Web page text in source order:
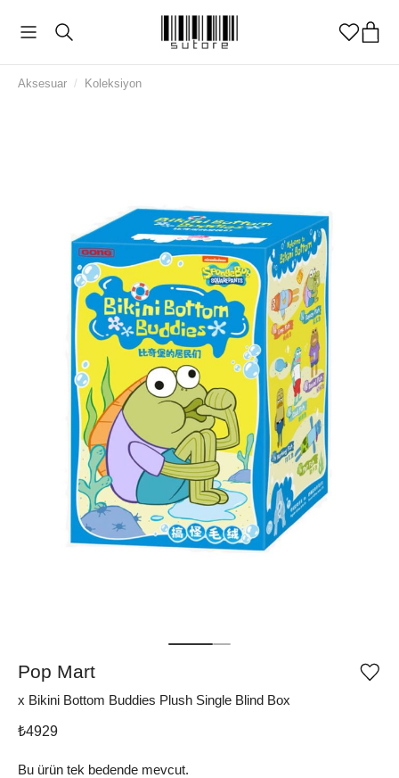
Aksesuar / Koleksiyon
Pop Mart
x Bikini Bottom Buddies Plush Single Blind Box
₺4929
Bu ürün tek bedende mevcut.